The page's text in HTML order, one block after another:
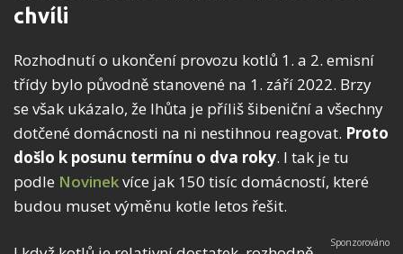
chvíli
Rozhodnutí o ukončení provozu kotlů 1. a 2. emisní
třídy bylo původně stanovené na 1. září 2022. Brzy
se však ukázalo, že lhůta je příliš šibeniční a všechny
dotčené domácnosti na ni nestihnou reagovat. Proto
došlo k posunu termínu o dva roky. I tak je tu
podle Novinekvíce jak 150 tisíc domácností, které
budou muset výměnu kotle letos řešit.